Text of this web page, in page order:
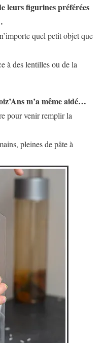
leurs figurines préférées
quel petit objet que
à des lentilles ou de la
m’a même aidé…
pour venir remplir la
pleines de pâte à